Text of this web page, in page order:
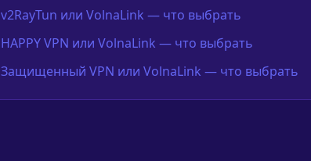
v2RayTun или VolnaLink — что выбрать
HAPPY VPN или VolnaLink — что выбрать
Защищенный VPN или VolnaLink — что выбрать